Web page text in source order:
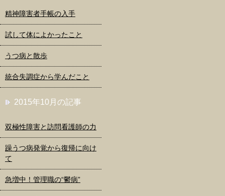
精神障害者手帳の入手
試して体によかったこと
うつ病と散歩
統合失調症から学んだこと
2015年10月の記事
双極性障害と訪問看護師の力
躁うつ病発覚から復帰に向け
て
急増中！管理職の“鬱病”